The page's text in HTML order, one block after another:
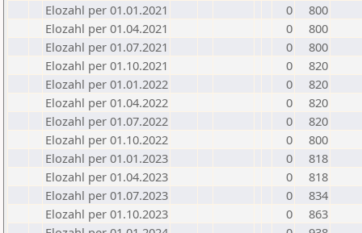
Elozahl per 01.01.2021
0
800
Elozahl per 01.04.2021
0
800
Elozahl per 01.07.2021
0
800
Elozahl per 01.10.2021
0
820
Elozahl per 01.01.2022
0
820
Elozahl per 01.04.2022
0
820
Elozahl per 01.07.2022
0
820
Elozahl per 01.10.2022
0
800
Elozahl per 01.01.2023
0
818
Elozahl per 01.04.2023
0
818
Elozahl per 01.07.2023
0
834
Elozahl per 01.10.2023
0
863